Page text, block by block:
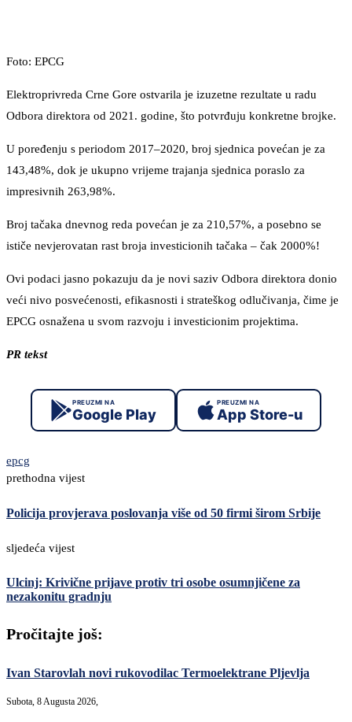
Foto: EPCG
Elektroprivreda Crne Gore ostvarila je izuzetne rezultate u radu
Odbora direktora od 2021. godine, što potvrđuju konkretne brojke.
U poređenju s periodom 2017–2020, broj sjednica povećan je za
143,48%, dok je ukupno vrijeme trajanja sjednica poraslo za
impresivnih 263,98%.
Broj tačaka dnevnog reda povećan je za 210,57%, a posebno se
ističe nevjerovatan rast broja investicionih tačaka – čak 2000%!
Ovi podaci jasno pokazuju da je novi saziv Odbora direktora donio
veći nivo posvećenosti, efikasnosti i strateškog odlučivanja, čime je
EPCG osnažena u svom razvoju i investicionim projektima.
PR tekst
PREUZMI NA
Google Play
PREUZMI NA
App Store-u
epcg
prethodna vijest
Policija provjerava poslovanja više od 50 firmi širom Srbije
sljedeća vijest
Ulcinj: Krivične prijave protiv tri osobe osumnjičene za
nezakonitu gradnju
Pročitajte još:
Ivan Starovlah novi rukovodilac Termoelektrane Pljevlja
Subota, 8 Augusta 2026,